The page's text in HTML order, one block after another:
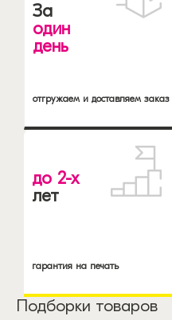
За
один
день
отгружаем и доставляем заказ
до 2-х
лет
гарантия на печать
Подборки товаров